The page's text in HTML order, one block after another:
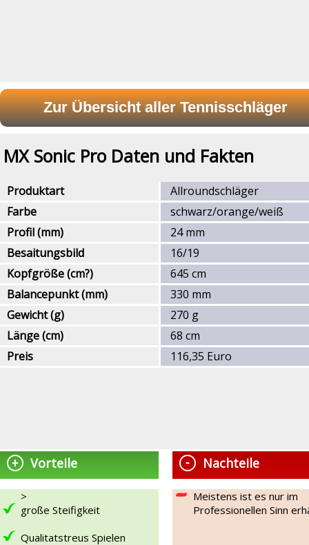
MX Sonic Pro Daten und Fakten
Produktart
Allroundschläger
Farbe
schwarz/orange/weiß
Profil (mm)
24 mm
Besaitungsbild
16/19
Kopfgröße (cm?)
645 cm
Balancepunkt (mm)
330 mm
Gewicht (g)
270 g
Länge (cm)
68 cm
Preis
116,35 Euro
Vorteile
>
große Steifigkeit
Qualitatstreus Spielen
Nachteile
Meistens ist es nur im
Professionellen Sinn